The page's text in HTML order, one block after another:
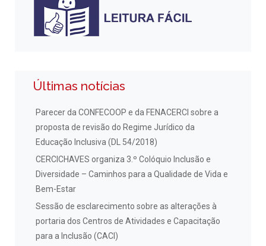
Últimas notícias
Parecer da CONFECOOP e da FENACERCI sobre a
proposta de revisão do Regime Jurídico da
Educação Inclusiva (DL 54/2018)
CERCICHAVES organiza 3.º Colóquio Inclusão e
Diversidade – Caminhos para a Qualidade de Vida e
Bem-Estar
Sessão de esclarecimento sobre as alterações à
portaria dos Centros de Atividades e Capacitação
para a Inclusão (CACI)